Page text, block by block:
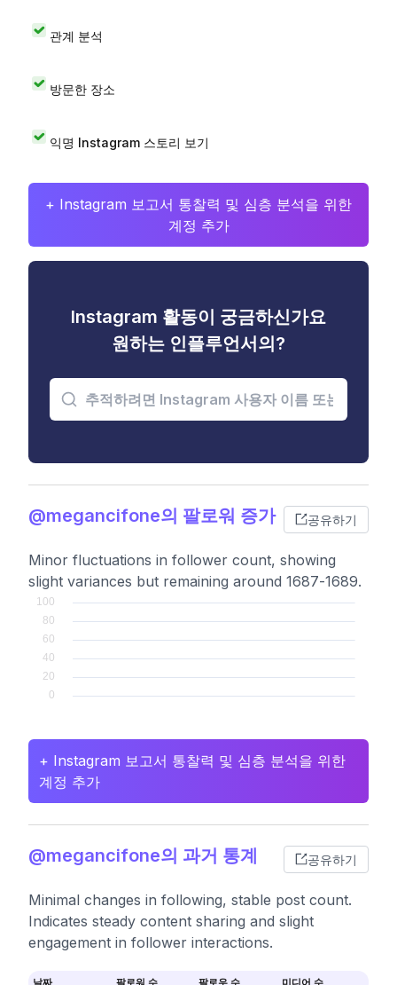
관계 분석
방문한 장소
익명 Instagram 스토리 보기
+ Instagram 보고서 통찰력 및 심층 분석을 위한
계정 추가
Instagram 활동이 궁금하신가요
원하는 인플루언서의?
@megancifone의 팔로워 증가 공유하기
Minor fluctuations in follower count, showing
slight variances but remaining around 1687-1689.
+ Instagram 보고서 통찰력 및 심층 분석을 위한
계정 추가
@megancifone의 과거 통계 공유하기
Minimal changes in following, stable post count.
Indicates steady content sharing and slight
engagement in follower interactions.
날짜 팔로워 수 팔로우 수 미디어 수